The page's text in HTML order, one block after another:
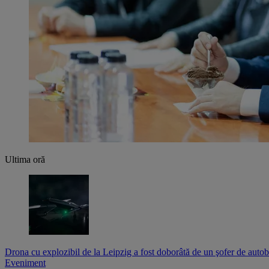
Ultima oră
Drona cu explozibil de la Leipzig a fost doborâtă de un şofer de
Eveniment